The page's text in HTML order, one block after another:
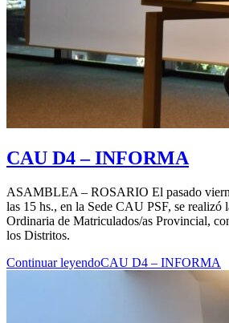
CAU D4 – INFORMA
ASAMBLEA – ROSARIO El pasado
las 15 hs., en la Sede CAU PSF, se realizó
Ordinaria de Matriculados/as Provincial,
los Distritos.
Continuar leyendoCAU D4 – INFORMA